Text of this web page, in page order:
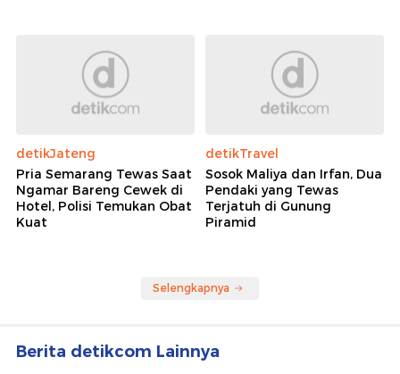
detikJateng
Pria Semarang Tewas Saat
Ngamar Bareng Cewek di
Hotel, Polisi Temukan Obat
Kuat
detikTravel
Sosok Maliya dan Irfan, Dua
Pendaki yang Tewas
Terjatuh di Gunung
Piramid
Selengkapnya
Berita detikcom Lainnya